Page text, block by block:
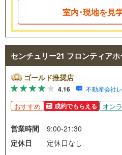
室内･現地を見
センチュリー21 フロンティア
ゴールド推奨店
4.16 不動産会社
おすすめ 成約でもらえる オン
営業時間
9:00-21:30
定休日
定休日なし